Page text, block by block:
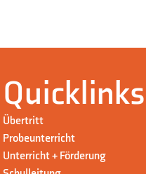
Quicklinks
Übertritt
Probeunterricht
Unterricht + Förderung